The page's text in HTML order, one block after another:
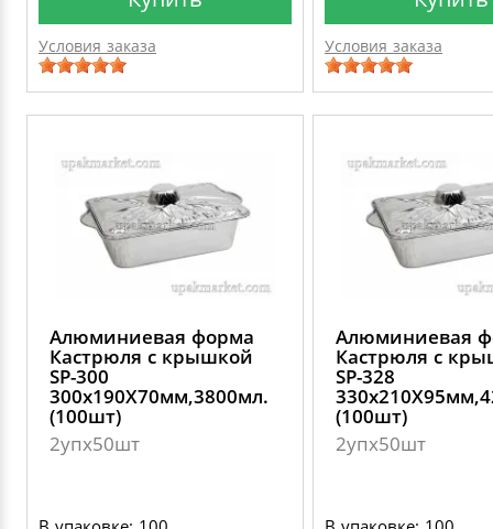
Условия заказа Условия заказа
Алюминиевая форма
Кастрюля с крышкой
SP-300
300х190Х70мм,3800мл.
(100шт)
2упх50шт
Алюминиевая
Кастрюля с
SP-328
(100шт)
2упх50шт